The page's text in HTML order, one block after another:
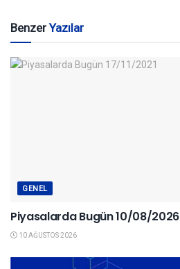
BenzerYazılar
GENEL
Piyasalarda Bugün 10/08/2026
10 AĞUSTOS 2026